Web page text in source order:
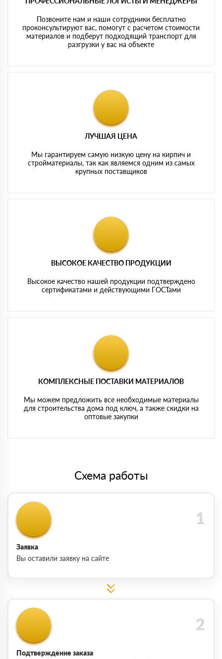
Позвоните нам и наши сотрудники бесплатно
проконсультируют вас, помогут с расчетом стоимости
материалов и подберут подходящий транспорт для
разгрузки у вас на объекте
ЛУЧШАЯ ЦЕНА
Мы гарантируем самую низкую цену на кирпич и
стройматериалы, так как являемся одним из самых
крупных поставщиков
ВЫСОКОЕ КАЧЕСТВО ПРОДУКЦИИ
Высокое качество нашей продукции подтверждено
сертификатами и действующими ГОСТами
КОМПЛЕКСНЫЕ ПОСТАВКИ МАТЕРИАЛОВ
Мы можем предложить все необходимые материалы
для строительства дома под ключ, а также скидки на
оптовые закупки
Схема работы
Заявка
Вы оставили заявку на сайте
Подтверждение заказа